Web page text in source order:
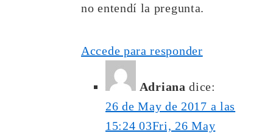
no entendí la pregunta.
Accede para responder
Adriana dice:
26 de May de 2017 a las
15:24 03Fri, 26 May